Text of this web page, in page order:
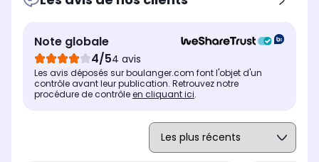
Note globale
4/54 avis
Les avis déposés sur boulanger.com font l'objet d'un
contrôle avant leur publication. Retrouvez notre
procédure de contrôleen cliquant ici.